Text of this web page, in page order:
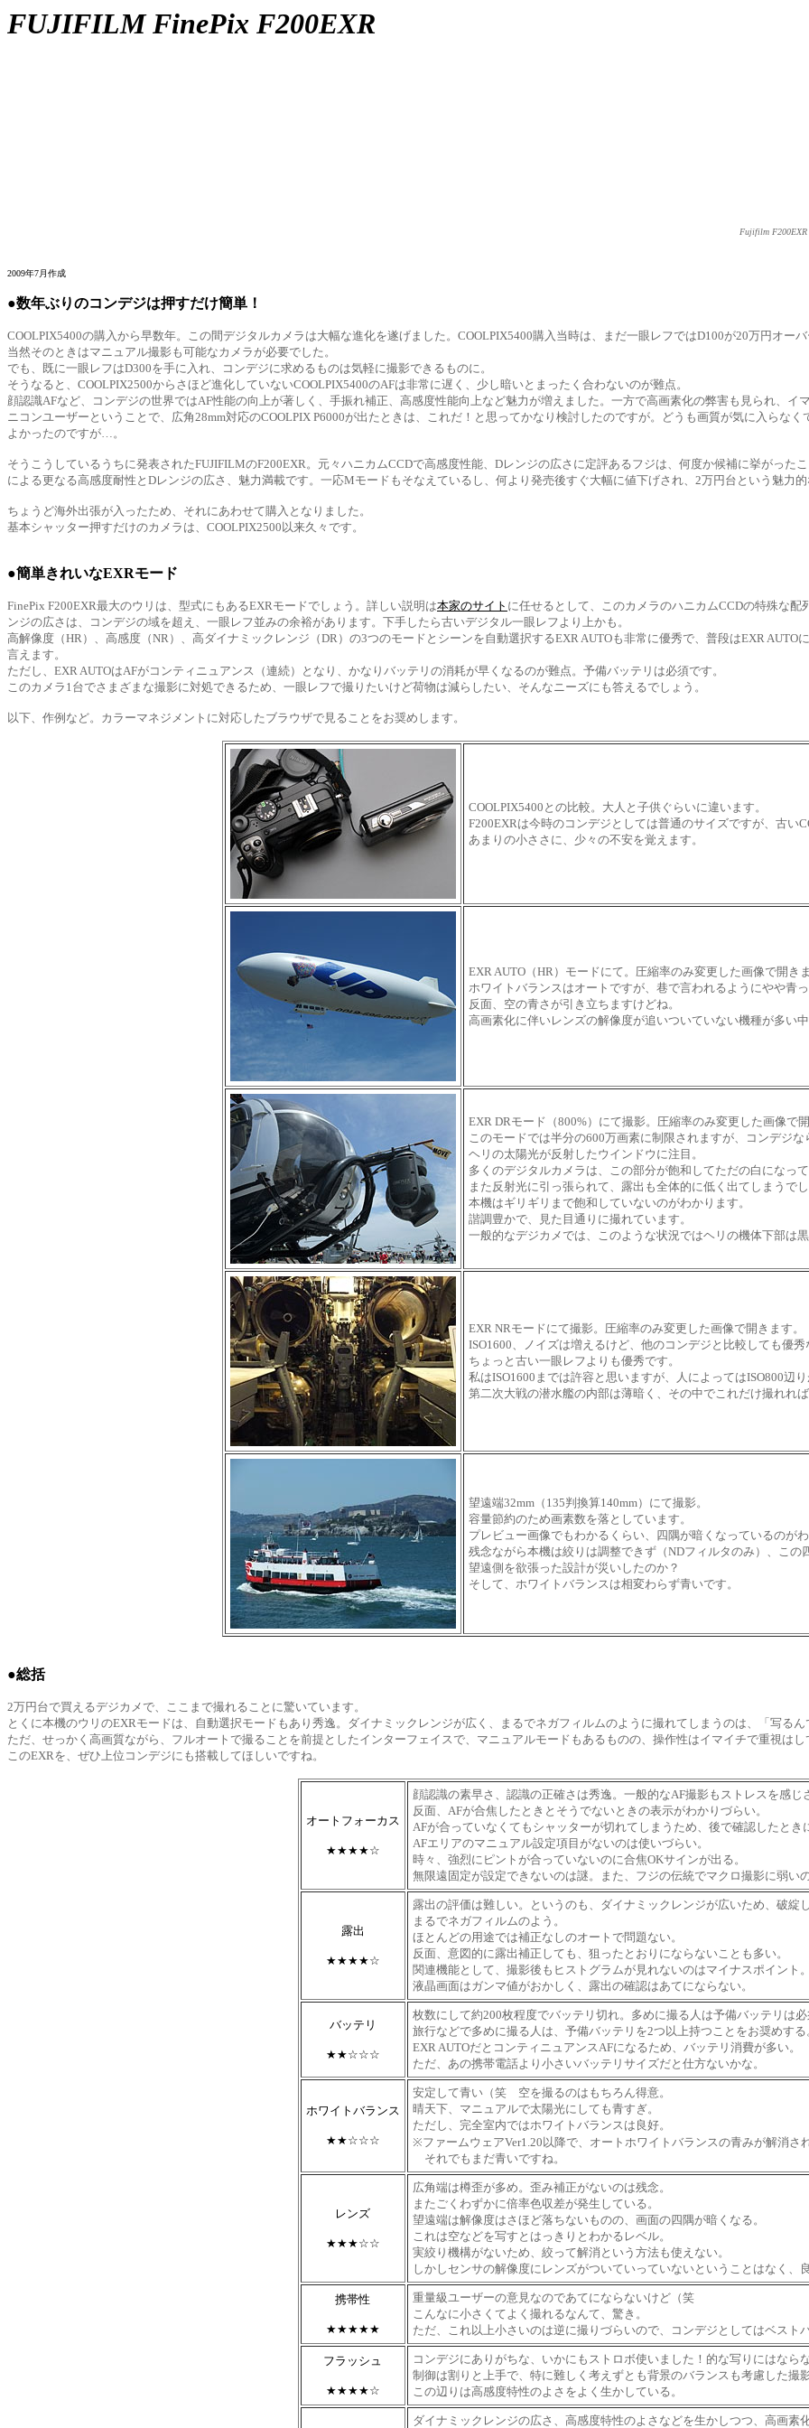
FUJIFILM FinePix F200EXR
Fujifilm
2009年7月作成
●数年ぶりのコンデジは押すだけ簡単！
COOLPIX5400の購入から早数年。この間デジタルカメラは大幅な進化を遂げました。COOLPIX5400購入当時は、まだ一眼レフではD100が20万円オー
当然そのときはマニュアル撮影も可能なカメラが必要でした。
でも、既に一眼レフはD300を手に入れ、コンデジに求めるものは気軽に撮影できるものに。
そうなると、COOLPIX2500からさほど進化していないCOOLPIX5400のAFは非常に遅く、少し暗いとまったく合わないのが難点。
顔認識AFなど、コンデジの世界ではAF性能の向上が著しく、手振れ補正、高感度性能向上など魅力が増えました。一方で高画素化の弊害も見られ、イ
ニコンユーザーということで、広角28mm対応のCOOLPIX P6000が出たときは、これだ！と思ってかなり検討したのですが。どうも画質が気に入らな
よかったのですが…。
そうこうしているうちに発表されたFUJIFILMのF200EXR。元々ハニカムCCDで高感度性能、Dレンジの広さに定評あるフジは、何度か候補に挙がった
による更なる高感度耐性とDレンジの広さ、魅力満載です。一応Mモードもそなえているし、何より発売後すぐ大幅に値下げされ、2万円台という魅力
ちょうど海外出張が入ったため、それにあわせて購入となりました。
基本シャッター押すだけのカメラは、COOLPIX2500以来久々です。
●簡単きれいなEXRモード
FinePix F200EXR最大のウリは、型式にもあるEXRモードでしょう。詳しい説明は本家のサイト に任せるとして、このカメラのハニカムCCDの特殊な
ンジの広さは、コンデジの域を超え、一眼レフ並みの余裕があります。下手したら古いデジタル一眼レフより上かも。
高解像度（HR）、高感度（NR）、高ダイナミックレンジ（DR）の3つのモードとシーンを自動選択するEXR AUTOも非常に優秀で、普段はEXR
言えます。
ただし、EXR AUTOはAFがコンティニュアンス（連続）となり、かなりバッテリの消耗が早くなるのが難点。予備バッテリは必須です。
このカメラ1台でさまざまな撮影に対処できるため、一眼レフで撮りたいけど荷物は減らしたい、そんなニーズにも答えるでしょう。
以下、作例など。カラーマネジメントに対応したブラウザで見ることをお奨めします。
COOLPIX5400との比較。大人と子供ぐらいに違います。
F200EXRは今時のコンデジとしては普通のサイズですが、古い
あまりの小ささに、少々の不安を覚えます。
EXR AUTO（HR）モードにて。圧縮率のみ変更した画像で開き
ホワイトバランスはオートですが、巷で言われるようにやや青
反面、空の青さが引き立ちますけどね。
高画素化に伴いレンズの解像度が追いついていない機種が多い
EXR DRモード（800%）にて撮影。圧縮率のみ変更した画像で
このモードでは半分の600万画素に制限されますが、コンデジ
ヘリの太陽光が反射したウインドウに注目。
多くのデジタルカメラは、この部分が飽和してただの白になっ
また反射光に引っ張られて、露出も全体的に低く出てしまうで
本機はギリギリまで飽和していないのがわかります。
諧調豊かで、見た目通りに撮れています。
一般的なデジカメでは、このような状況ではヘリの機体下部は
EXR NRモードにて撮影。圧縮率のみ変更した画像で開きます。
ISO1600、ノイズは増えるけど、他のコンデジと比較しても優
ちょっと古い一眼レフよりも優秀です。
私はISO1600までは許容と思いますが、人によってはISO800辺
第二次大戦の潜水艦の内部は薄暗く、その中でこれだけ撮れれ
望遠端32mm（135判換算140mm）にて撮影。
容量節約のため画素数を落としています。
プレビュー画像でもわかるくらい、四隅が暗くなっているのが
残念ながら本機は絞りは調整できず（NDフィルタのみ）、この
望遠側を欲張った設計が災いしたのか？
そして、ホワイトバランスは相変わらず青いです。
●総括
2万円台で買えるデジカメで、ここまで撮れることに驚いています。
とくに本機のウリのEXRモードは、自動選択モードもあり秀逸。ダイナミックレンジが広く、まるでネガフィルムのように撮れてしまうのは、「写る
ただ、せっかく高画質ながら、フルオートで撮ることを前提としたインターフェイスで、マニュアルモードもあるものの、操作性はイマイチで重視は
このEXRを、ぜひ上位コンデジにも搭載してほしいですね。
オートフォーカス
★★★★☆
顔認識の素早さ、認識の正確さは秀逸。一般的なAF撮影もストレスを感じ
反面、AFが合焦したときとそうでないときの表示がわかりづらい。
AFが合っていなくてもシャッターが切れてしまうため、後で確認したとき
AFエリアのマニュアル設定項目がないのは使いづらい。
時々、強烈にピントが合っていないのに合焦OKサインが出る。
無限遠固定が設定できないのは謎。また、フジの伝統でマクロ撮影に弱い
露出
★★★★☆
露出の評価は難しい。というのも、ダイナミックレンジが広いため、破綻
まるでネガフィルムのよう。
ほとんどの用途では補正なしのオートで問題ない。
反面、意図的に露出補正しても、狙ったとおりにならないことも多い。
関連機能として、撮影後もヒストグラムが見れないのはマイナスポイント
液晶画面はガンマ値がおかしく、露出の確認はあてにならない。
バッテリ
★★☆☆☆
枚数にして約200枚程度でバッテリ切れ。多めに撮る人は予備バッテリは
旅行などで多めに撮る人は、予備バッテリを2つ以上持つことをお奨めする
EXR AUTOだとコンティニュアンスAFになるため、バッテリ消費が多い。
ただ、あの携帯電話より小さいバッテリサイズだと仕方ないかな。
ホワイトバランス
★★☆☆☆
安定して青い（笑 空を撮るのはもちろん得意。
晴天下、マニュアルで太陽光にしても青すぎ。
ただし、完全室内ではホワイトバランスは良好。
※ファームウェアVer1.20以降で、オートホワイトバランスの青みが解消さ
それでもまだ青いですね。
レンズ
★★★☆☆
広角端は樽歪が多め。歪み補正がないのは残念。
またごくわずかに倍率色収差が発生している。
望遠端は解像度はさほど落ちないものの、画面の四隅が暗くなる。
これは空などを写すとはっきりとわかるレベル。
実絞り機構がないため、絞って解消という方法も使えない。
しかしセンサの解像度にレンズがついていっていないということはなく、
携帯性
★★★★★
重量級ユーザーの意見なのであてにならないけど（笑
こんなに小さくてよく撮れるなんて、驚き。
ただ、これ以上小さいのは逆に撮りづらいので、コンデジとしてはベスト
フラッシュ
★★★★☆
コンデジにありがちな、いかにもストロボ使いました！的な写りにはなら
制御は割りと上手で、特に難しく考えずとも背景のバランスも考慮した撮
この辺りは高感度特性のよさをよく生かしている。
ダイナミックレンジの広さ、高感度特性のよさなどを生かしつつ、高画素